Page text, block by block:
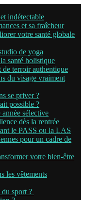
indétectable
et sa fraîcheur
votre santé globale
de yoga
santé holistique
de terroir authentique
du visage vraiment
se priver ?
possible ?
sélective
dès la rentrée
le PASS ou la LAS
pour un cadre de
votre bien-être
les vêtements
sport ?